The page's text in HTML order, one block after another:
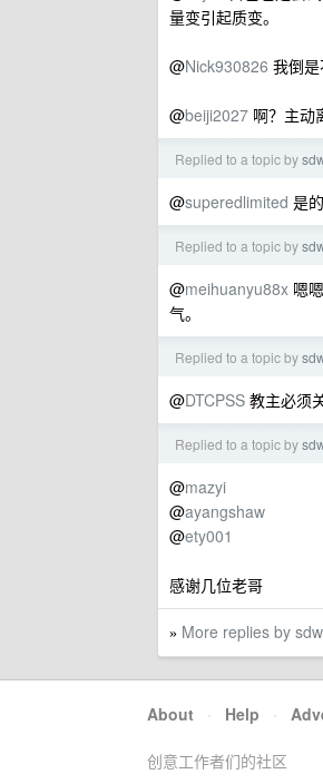
量变引起质变。
@Nick930826 我倒是
@beiji2027 啊？主动
Replied to a topic by
@superedlimited 是
Replied to a topic by
@meihuanyu88x 嗯
气。
Replied to a topic by
@DTCPSS 教主必须
Replied to a topic by
@mazyi
@ayangshaw
@ety001
感谢几位老哥
» More replies by
About · Help ·
创意工作者们的社区